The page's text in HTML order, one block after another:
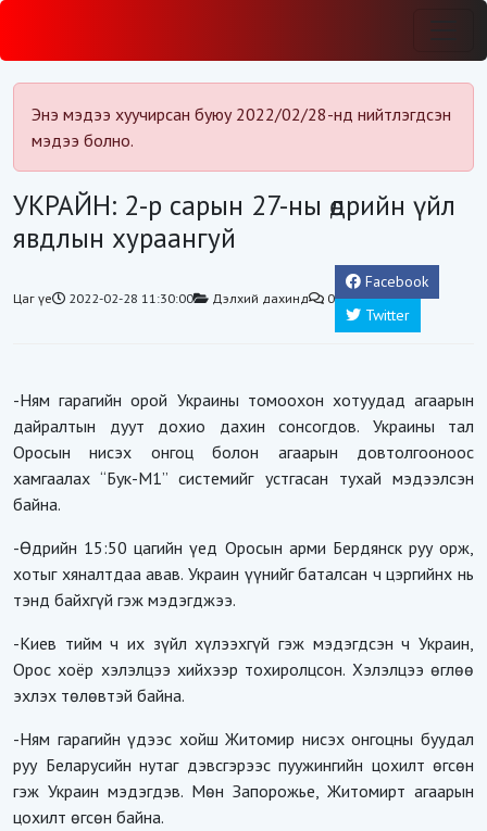
Энэ мэдээ хуучирсан буюу 2022/02/28-нд нийтлэгдсэн
мэдээ болно.
УКРАЙН: 2-р сарын 27-ны өдрийн үйл
явдлын хураангуй
Цаг үе 2022-02-28 11:30:00 Дэлхий дахинд 0
Facebook
Twitter
-Ням гарагийн орой Украины томоохон хотуудад агаарын
дайралтын дуут дохио дахин сонсогдов. Украины тал
Оросын нисэх онгоц болон агаарын довтолгооноос
хамгаалах “Бук-М1” системийг устгасан тухай мэдээлсэн
байна.
-Өдрийн 15:50 цагийн үед Оросын арми Бердянск руу орж,
хотыг хяналтдаа авав. Украин үүнийг баталсан ч цэргийнх нь
тэнд байхгүй гэж мэдэгджээ.
-Киев тийм ч их зүйл хүлээхгүй гэж мэдэгдсэн ч Украин,
Орос хоёр хэлэлцээ хийхээр тохиролцсон. Хэлэлцээ өглөө
эхлэх төлөвтэй байна.
-Ням гарагийн үдээс хойш Житомир нисэх онгоцны буудал
руу Беларусийн нутаг дэвсгэрээс пуужингийн цохилт өгсөн
гэж Украин мэдэгдэв. Мөн Запорожье, Житомирт агаарын
цохилт өгсөн байна.